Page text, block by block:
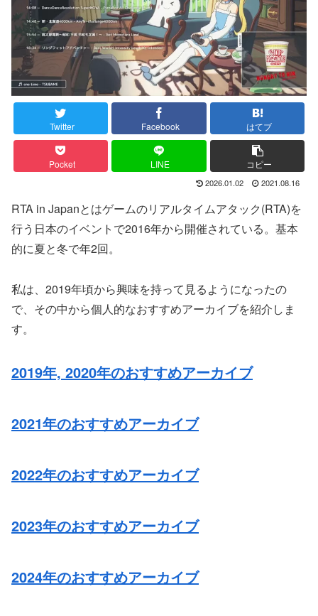
Twitter Facebook はてブ
Pocket LINE コピー
2026.01.02 2021.08.16
RTA in Japanとはゲームのリアルタイムアタック(RTA)を
行う日本のイベントで2016年から開催されている。基本
的に夏と冬で年2回。
私は、2019年頃から興味を持って見るようになったの
で、その中から個人的なおすすめアーカイブを紹介しま
す。
2019年, 2020年のおすすめアーカイブ
2021年のおすすめアーカイブ
2022年のおすすめアーカイブ
2023年のおすすめアーカイブ
2024年のおすすめアーカイブ